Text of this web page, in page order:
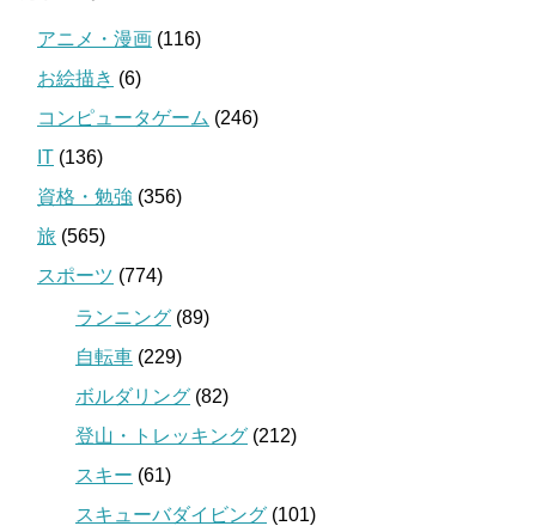
アニメ・漫画 (116)
お絵描き (6)
コンピュータゲーム (246)
IT (136)
資格・勉強 (356)
旅 (565)
スポーツ (774)
ランニング (89)
自転車 (229)
ボルダリング (82)
登山・トレッキング (212)
スキー (61)
スキューバダイビング (101)